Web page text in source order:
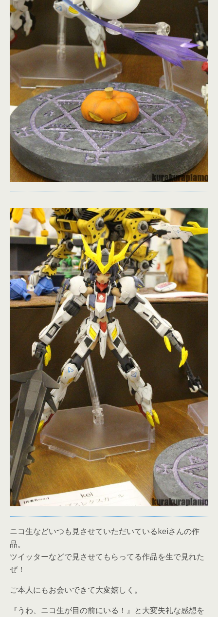
ニコ生などいつも見させていただいているkeiさんの作
品。
ツイッターなどで見させてもらってる作品を生で見れた
ぜ！
ご本人にもお会いできて大変嬉しく。
『うわ、ニコ生が目の前にいる！』と大変失礼な感想を